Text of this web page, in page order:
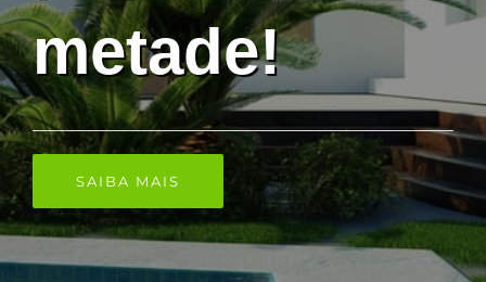
metade!
SAIBA MAIS